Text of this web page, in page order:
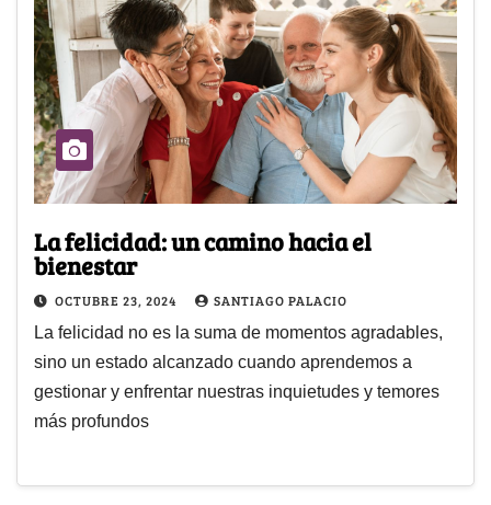
La felicidad: un camino hacia el
bienestar
OCTUBRE 23, 2024 SANTIAGO PALACIO
La felicidad no es la suma de momentos agradables,
sino un estado alcanzado cuando aprendemos a
gestionar y enfrentar nuestras inquietudes y temores
más profundos